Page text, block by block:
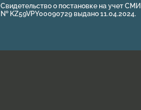
Свидетельство о постановке на учет СМИ
№ KZ59VPY00090729 выдано 11.04.2024.